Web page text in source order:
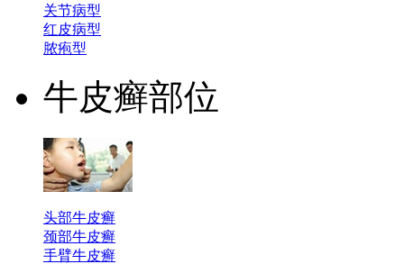
关节病型
红皮病型
脓疱型
牛皮癣部位
头部牛皮癣
颈部牛皮癣
手臂牛皮癣